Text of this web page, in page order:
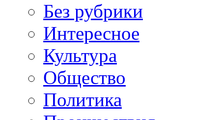
Без рубрики
Интересное
Культура
Общество
Политика